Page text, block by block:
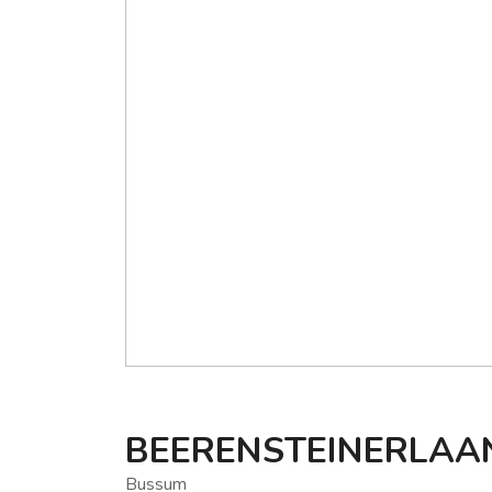
Bussum